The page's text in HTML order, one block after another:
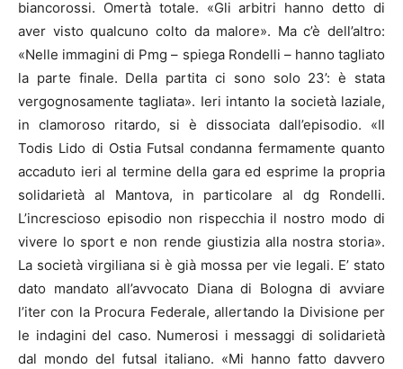
biancorossi. Omertà totale. «Gli arbitri hanno detto di
aver visto qualcuno colto da malore». Ma c’è dell’altro:
«Nelle immagini di Pmg – spiega Rondelli – hanno tagliato
la parte finale. Della partita ci sono solo 23’: è stata
vergognosamente tagliata». Ieri intanto la società laziale,
in clamoroso ritardo, si è dissociata dall’episodio. «Il
Todis Lido di Ostia Futsal condanna fermamente quanto
accaduto ieri al termine della gara ed esprime la propria
solidarietà al Mantova, in particolare al dg Rondelli.
L’increscioso episodio non rispecchia il nostro modo di
vivere lo sport e non rende giustizia alla nostra storia».
La società virgiliana si è già mossa per vie legali. E’ stato
dato mandato all’avvocato Diana di Bologna di avviare
l’iter con la Procura Federale, allertando la Divisione per
le indagini del caso. Numerosi i messaggi di solidarietà
dal mondo del futsal italiano. «Mi hanno fatto davvero